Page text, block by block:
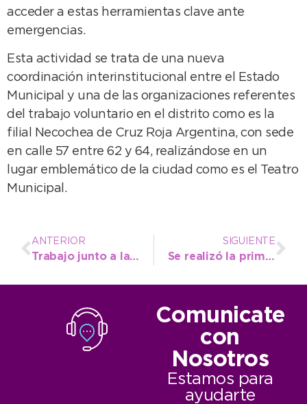
acceder a estas herramientas clave ante
emergencias.
Esta actividad se trata de una nueva
coordinación interinstitucional entre el Estado
Municipal y una de las organizaciones referentes
del trabajo voluntario en el distrito como es la
filial Necochea de Cruz Roja Argentina, con sede
en calle 57 entre 62 y 64, realizándose en un
lugar emblemático de la ciudad como es el Teatro
Municipal.
ANTERIOR
Trabajo junto a la Cooperadora del Hospital Ferreyra para mejorar sectores y servicios del nosocomio
SIGUIENTE
Se realizó la primera Mesa Distrital de COPRET para fortalecer el vínculo entre educación y trabajo
Comunicate
con
Nosotros
Estamos para
ayudarte